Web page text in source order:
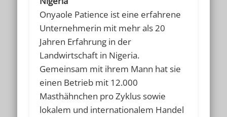
Onyaole Patience ist eine erfahrene
Unternehmerin mit mehr als 20
Jahren Erfahrung in der
Landwirtschaft in Nigeria.
Gemeinsam mit ihrem Mann hat sie
einen Betrieb mit 12.000
Masthähnchen pro Zyklus sowie
lokalem und internationalem Handel